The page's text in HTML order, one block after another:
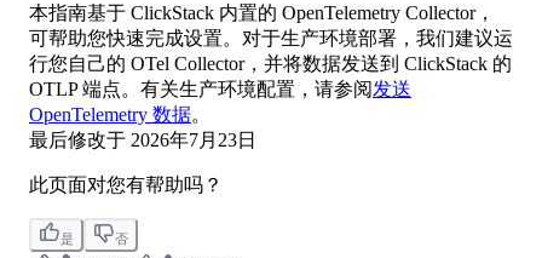
本指南基于 ClickStack 内置的 OpenTelemetry Collector，
可帮助您快速完成设置。对于生产环境部署，我们建议运
行您自己的 OTel Collector，并将数据发送到 ClickStack 的
OTLP 端点。有关生产环境配置，请参阅发送
OpenTelemetry 数据。
最后修改于 2026年7月23日
此页面对您有帮助吗？
是 否